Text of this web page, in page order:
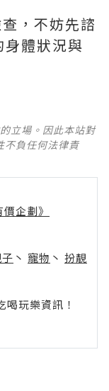
，不妨先諮
體狀況與
立場。因此本站對
不負任何法律責
企劃》
丶 寵物 丶 扮靚
玩樂資訊！